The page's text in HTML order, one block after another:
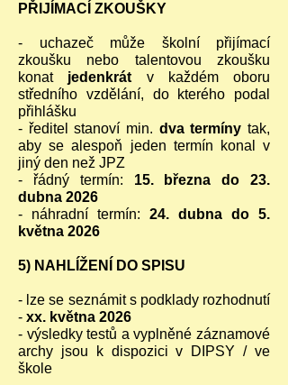
PŘIJÍMACÍ ZKOUŠKY
- uchazeč může školní přijímací
zkoušku nebo talentovou zkoušku
konat jedenkrát v každém oboru
středního vzdělání, do kterého podal
přihlášku
- ředitel stanoví min. dva termíny tak,
aby se alespoň jeden termín konal v
jiný den než JPZ
- řádný termín: 15. března do 23.
dubna 2026
- náhradní termín: 24. dubna do 5.
května 2026
5) NAHLÍŽENÍ DO SPISU
- lze se seznámit s podklady rozhodnutí
- xx. května 2026
- výsledky testů a vyplněné záznamové
archy jsou k dispozici v DIPSY / ve
škole